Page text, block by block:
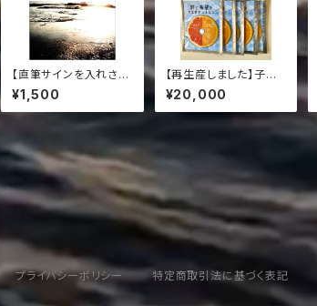
【直筆サインを入れさせ
て頂きます】荒川祐二
編集 DAI自叙伝「BREA
K point 人生が変わる
¥1,500
【再生産しました】子ど
もたちにCD10枚プレゼ
ントセット
¥20,000
プライバシーポリシー 特定商取引法に基づく表記